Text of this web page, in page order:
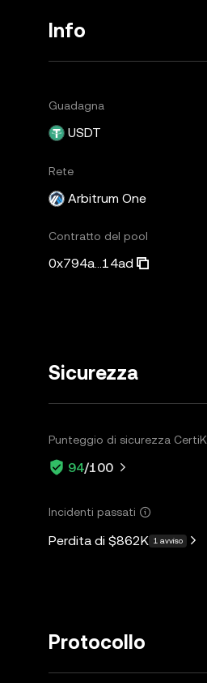
Info
Guadagna
USDT
Rete
Arbitrum One
Contratto del pool
0x794a...14ad
Sicurezza
Punteggio di sicurezza CertiK
94/100
Incidenti passati
Perdita di $862K 1 avviso
Protocollo